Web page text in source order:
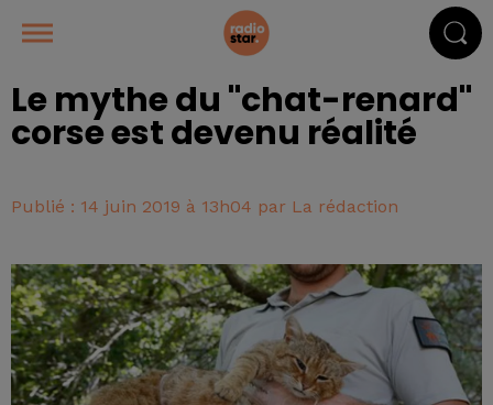
Le mythe du "chat-renard"
corse est devenu réalité
Publié : 14 juin 2019 à 13h04 par La rédaction